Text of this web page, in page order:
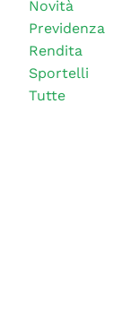
Novità
Previdenza
Rendita
Sportelli
Tutte